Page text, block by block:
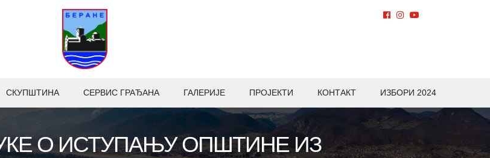
СКУПШТИНА СЕРВИС ГРАЂАНА ГАЛЕРИЈЕ ПРОЈЕКТИ КОНТАКТ ИЗБОРИ 2024
О ИСТУПАЊУ ОПШТИНЕ ИЗ